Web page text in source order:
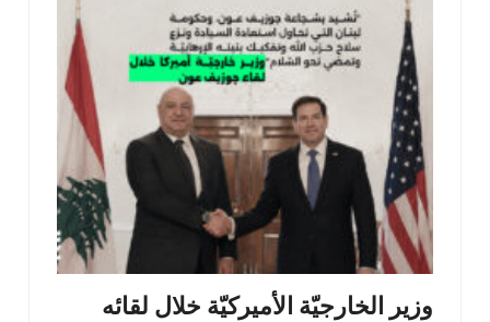
وزير الخارجيّة الأميركيّة خلال لقائه